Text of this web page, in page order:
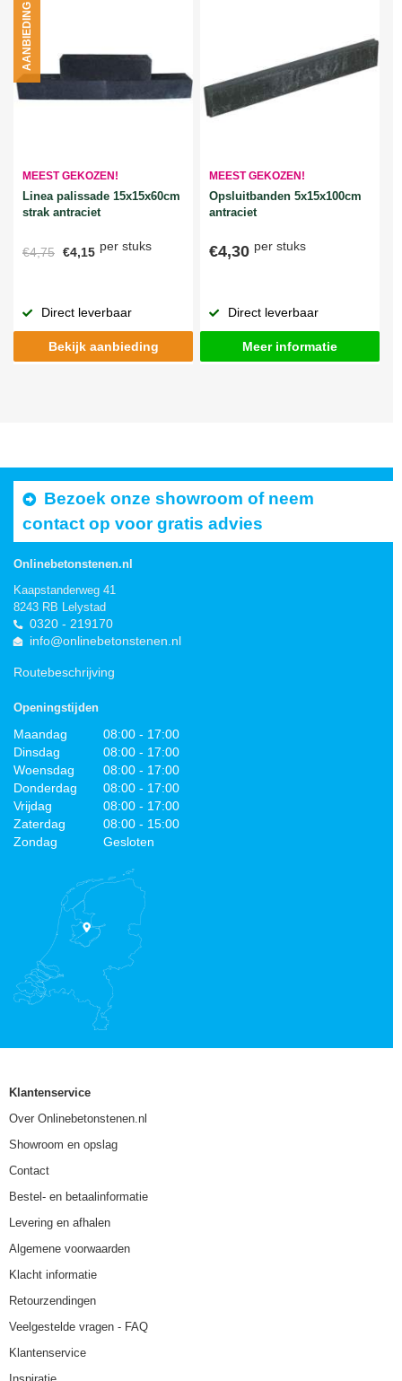
MEEST GEKOZEN!
Linea palissade 15x15x60cm
strak antraciet
€4,75 €4,15 per stuks
AANBIEDING
Direct leverbaar
Bekijk aanbieding
MEEST GEKOZEN!
Opsluitbanden 5x15x100cm
antraciet
€4,30 per stuks
Direct leverbaar
Meer informatie
Bezoek onze showroom of neem
contact op voor gratis advies
Onlinebetonstenen.nl
Kaapstanderweg 41
8243 RB Lelystad
0320 - 219170
info@onlinebetonstenen.nl
Routebeschrijving
Openingstijden
Maandag
08:00 - 17:00
Dinsdag
08:00 - 17:00
Woensdag
08:00 - 17:00
Donderdag
08:00 - 17:00
Vrijdag
08:00 - 17:00
Zaterdag
08:00 - 15:00
Zondag
Gesloten
Klantenservice
Over Onlinebetonstenen.nl
Showroom en opslag
Contact
Bestel- en betaalinformatie
Levering en afhalen
Algemene voorwaarden
Klacht informatie
Retourzendingen
Veelgestelde vragen - FAQ
Klantenservice